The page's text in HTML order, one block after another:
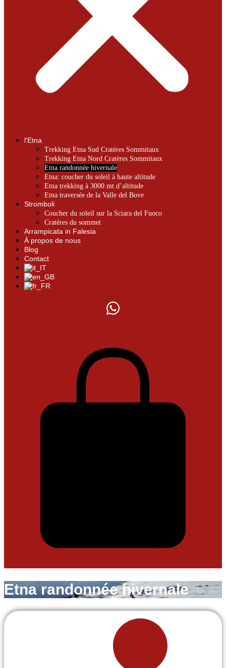
l'Etna
Trekking Etna Sud Cratères Sommitaux
Trekking Etna Nord Cratères Sommitaux
Etna randonnée hivernale
Etna: coucher du soleil à haute altitude
Etna trekking à 3000 mt d’altitude
Etna traversée de la Valle del Bove
Stromboli
Coucher du soleil sur la Sciara del Fuoco
Cratères du sommet
Arrampicata in Falesia
À propos de nous
Blog
Contact
Etna randonnée hivernale